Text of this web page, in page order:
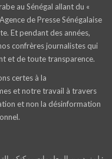
au Sénégal allant du «
de Presse Sénégalaise
Et pendant des années,
confrères journalistes qui
et de toute transparence.
certes à la
et notre travail à travers
et non la désinformation